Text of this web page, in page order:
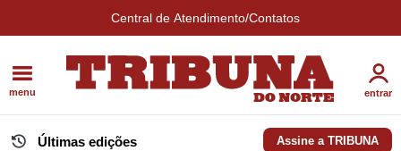
Central de Atendimento/Contatos
menu entrar
Últimas edições Assine a TRIBUNA